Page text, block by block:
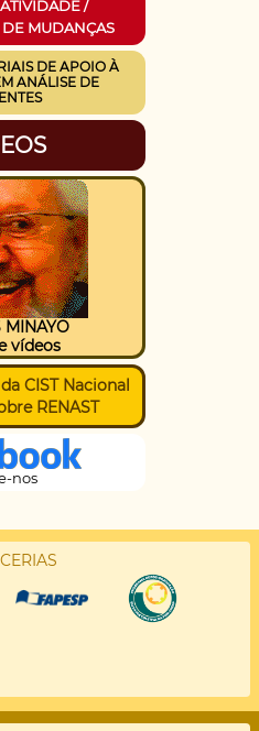
/
MUDANÇAS
DE APOIO À
ANÁLISE DE
MINAYO
vídeos
CIST Nacional
RENAST
nos